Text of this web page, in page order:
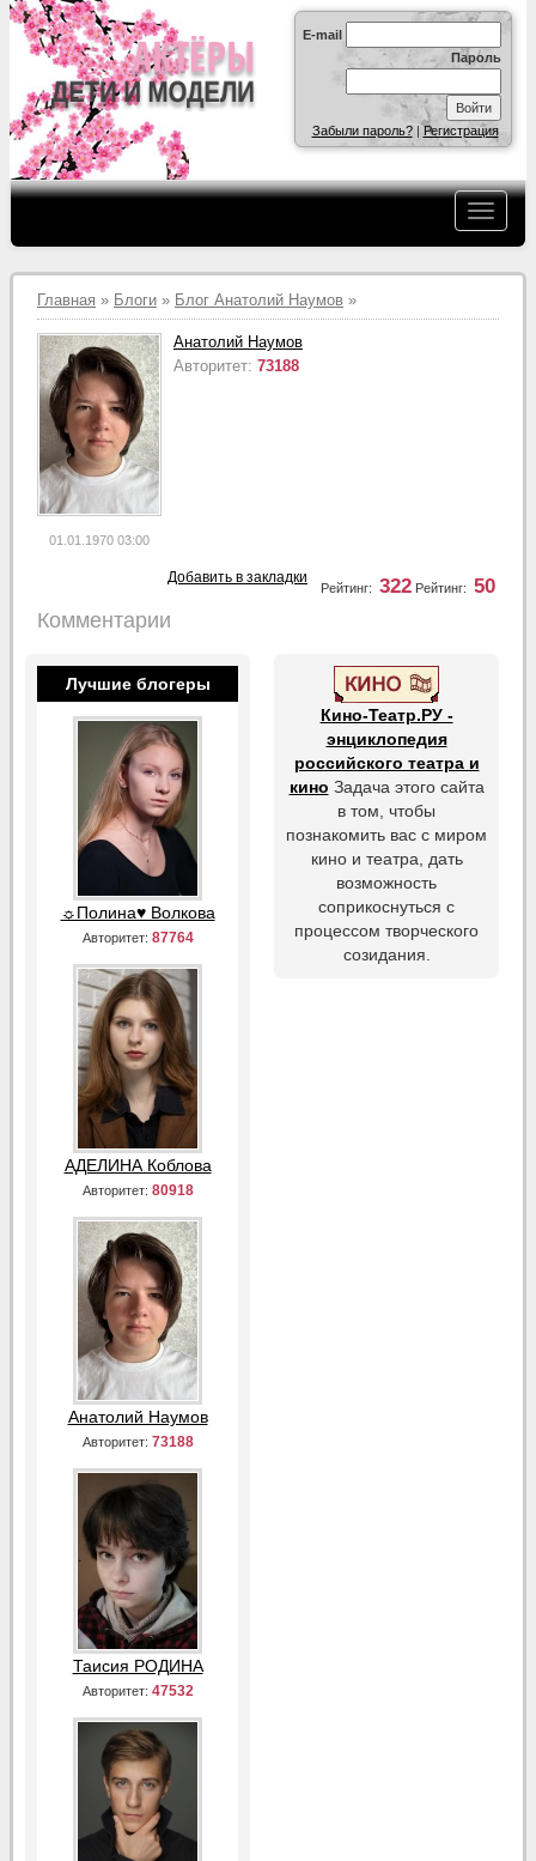
E-mail
Пароль
Забыли пароль?|Регистрация
Главная » Блоги » Блог Анатолий Наумов »
Анатолий Наумов
Авторитет: 73188
01.01.1970 03:00
Рейтинг: 50
Рейтинг: 322
Добавить в закладки
Комментарии
Лучшие блогеры
☼Полина♥ Волкова
Авторитет: 87764
АДЕЛИНА Коблова
Авторитет: 80918
Анатолий Наумов
Авторитет: 73188
Таисия РОДИНА
Авторитет: 47532
Кино-Театр.РУ -
энциклопедия
российского театра и
кино Задача этого сайта
в том, чтобы
познакомить вас с миром
кино и театра, дать
возможность
соприкоснуться с
процессом творческого
созидания.